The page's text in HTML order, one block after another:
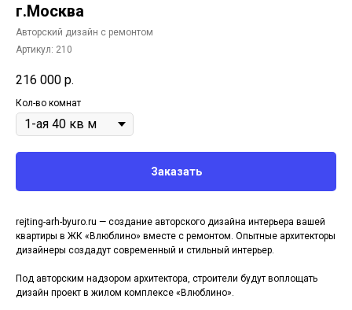
г.Москва
Авторский дизайн с ремонтом
Артикул: 210
216 000 р.
Кол-во комнат
Заказать
rejting-arh-byuro.ru — создание авторского дизайна интерьера вашей
квартиры в ЖК «Влюблино» вместе с ремонтом. Опытные архитекторы
дизайнеры создадут современный и стильный интерьер.
Под авторским надзором архитектора, строители будут воплощать
дизайн проект в жилом комплексе «Влюблино».